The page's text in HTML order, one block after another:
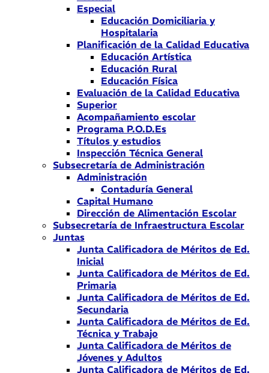
Especial
Educación Domiciliaria y
Hospitalaria
Planificación de la Calidad Educativa
Educación Artística
Educación Rural
Educación Física
Evaluación de la Calidad Educativa
Superior
Acompañamiento escolar
Programa P.O.D.Es
Títulos y estudios
Inspección Técnica General
Subsecretaría de Administración
Administración
Contaduría General
Capital Humano
Dirección de Alimentación Escolar
Subsecretaría de Infraestructura Escolar
Juntas
Junta Calificadora de Méritos de Ed.
Inicial
Junta Calificadora de Méritos de Ed.
Primaria
Junta Calificadora de Méritos de Ed.
Secundaria
Junta Calificadora de Méritos de Ed.
Técnica y Trabajo
Junta Calificadora de Méritos de
Jóvenes y Adultos
Junta Calificadora de Méritos de Ed.